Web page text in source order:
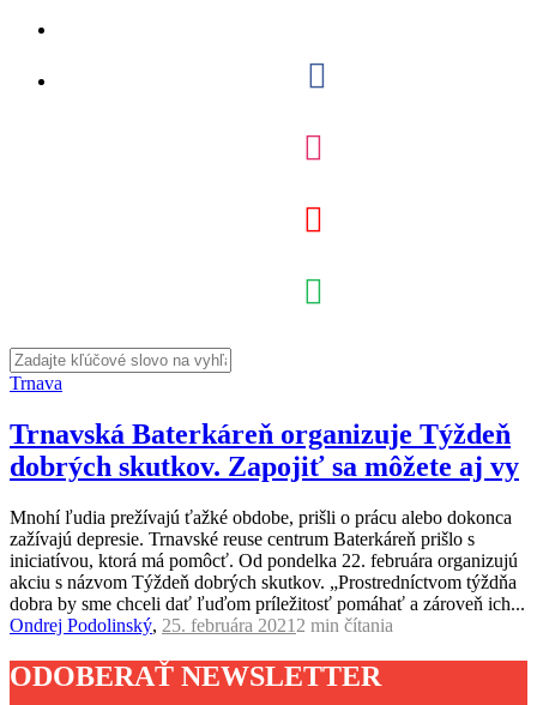
Trnava
Trnavská Baterkáreň organizuje Týždeň
dobrých skutkov. Zapojiť sa môžete aj vy
Mnohí ľudia prežívajú ťažké obdobe, prišli o prácu alebo dokonca
zažívajú depresie. Trnavské reuse centrum Baterkáreň prišlo s
iniciatívou, ktorá má pomôcť. Od pondelka 22. februára organizujú
akciu s názvom Týždeň dobrých skutkov. „Prostredníctvom týždňa
dobra by sme chceli dať ľuďom príležitosť pomáhať a zároveň ich...
Ondrej Podolinský, 25. februára 2021 2 min čítania
ODOBERAŤ NEWSLETTER